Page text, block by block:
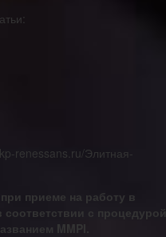
renessans.ru/Элитная-
приеме на работу в
с процедурой
MMPI.